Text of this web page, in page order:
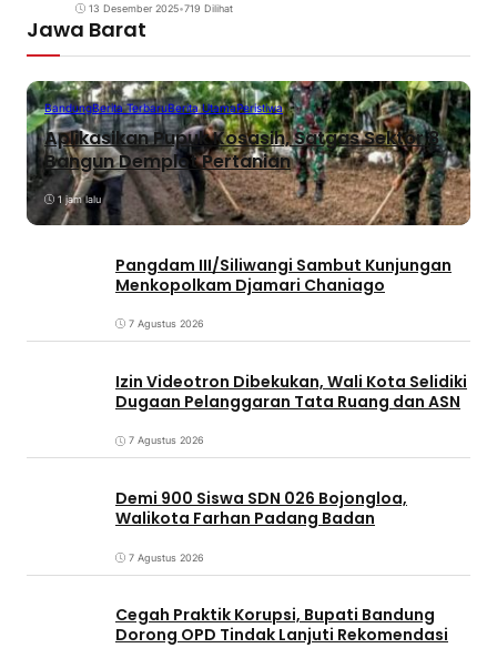
13 Desember 2025•719 Dilihat
Jawa Barat
BandungBerita TerbaruBerita UtamaPeristiwa
Aplikasikan Pupuk Kosasih, Satgas Sektor 8
Bangun Demplot Pertanian
1 jam lalu
Pangdam III/Siliwangi Sambut Kunjungan
Menkopolkam Djamari Chaniago
7 Agustus 2026
Izin Videotron Dibekukan, Wali Kota Selidiki
Dugaan Pelanggaran Tata Ruang dan ASN
7 Agustus 2026
Demi 900 Siswa SDN 026 Bojongloa,
Walikota Farhan Padang Badan
7 Agustus 2026
Cegah Praktik Korupsi, Bupati Bandung
Dorong OPD Tindak Lanjuti Rekomendasi